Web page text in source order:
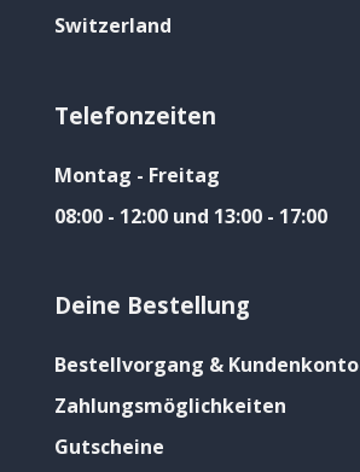
Switzerland
Telefonzeiten
Montag - Freitag
08:00 - 12:00 und 13:00 - 17:00
Deine Bestellung
Bestellvorgang & Kundenkonto
Zahlungsmöglichkeiten
Gutscheine